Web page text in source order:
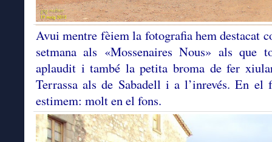
Avui mentre fèiem la fotografia hem destacat
setmana als «Mossenaires Nous» als que
aplaudit i també la petita broma de fer
Terrassa als de Sabadell i a l’inrevés. En el
estimem: molt en el fons.